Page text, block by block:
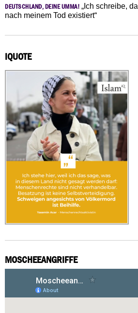
DEUTSCHLAND, DEINE UMMA! „Ich schreibe,
nach meinem Tod existiert“
IQUOTE
MOSCHEEANGRIFFE